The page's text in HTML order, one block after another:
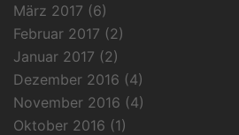
März 2017 (6)
Februar 2017 (2)
Januar 2017 (2)
Dezember 2016 (4)
November 2016 (4)
Oktober 2016 (1)